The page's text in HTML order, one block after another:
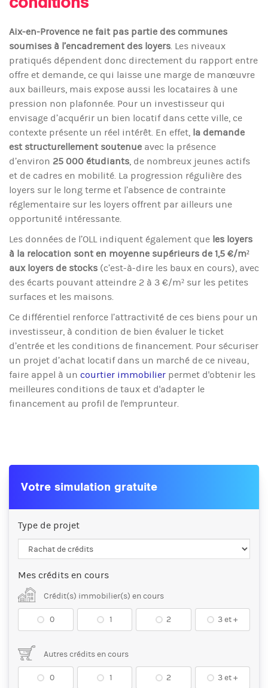
Aix-en-Provence ne fait pas partie des communes
soumises à l’encadrement des loyers. Les niveaux
pratiqués dépendent donc directement du rapport entre
offre et demande, ce qui laisse une marge de manœuvre
aux bailleurs, mais expose aussi les locataires à une
pression non plafonnée. Pour un investisseur qui
envisage d’acquérir un bien locatif dans cette ville, ce
contexte présente un réel intérêt. En effet, la demande
est structurellement soutenue avec la présence
d’environ 25 000 étudiants, de nombreux jeunes actifs
et de cadres en mobilité. La progression régulière des
loyers sur le long terme et l’absence de contrainte
réglementaire sur les loyers offrent par ailleurs une
opportunité intéressante.
Les données de l’OLL indiquent également que les loyers
à la relocation sont en moyenne supérieurs de 1,5 €/m²
aux loyers de stocks (c’est-à-dire les baux en cours), avec
des écarts pouvant atteindre 2 à 3 €/m² sur les petites
surfaces et les maisons.
Ce différentiel renforce l’attractivité de ces biens pour un
investisseur, à condition de bien évaluer le ticket
d’entrée et les conditions de financement. Pour sécuriser
un projet d’achat locatif dans un marché de ce niveau,
faire appel à un courtier immobilier permet d'obtenir les
meilleures conditions de taux et d'adapter le
financement au profil de l'emprunteur.
Votre simulation gratuite
Type de projet
Mes crédits en cours
Crédit(s) immobilier(s) en cours
0 1 2 3 et +
Autres crédits en cours
0 1 2 3 et +